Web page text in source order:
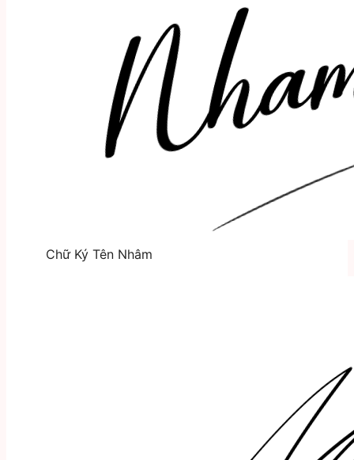
Chữ Ký Tên Nhâm